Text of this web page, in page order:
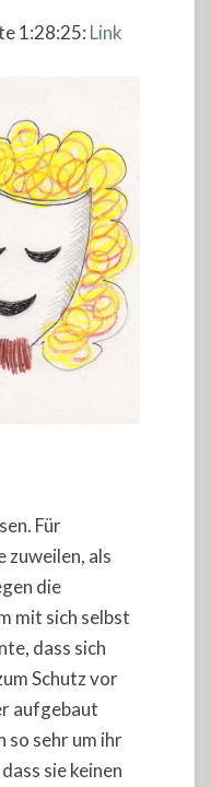
1:28:25: Link
Für
als
die
mit sich selbst
dass sich
Schutz vor
aufgebaut
so sehr um ihr
sie keinen